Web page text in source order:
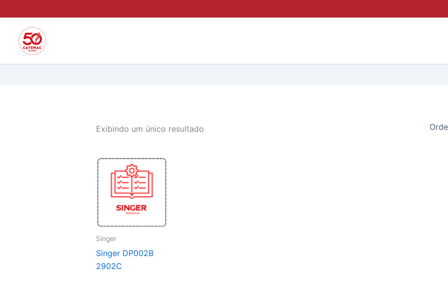
para
conteúdo
Exibindo um único resultado
Singer
Singer DP002B
2902C